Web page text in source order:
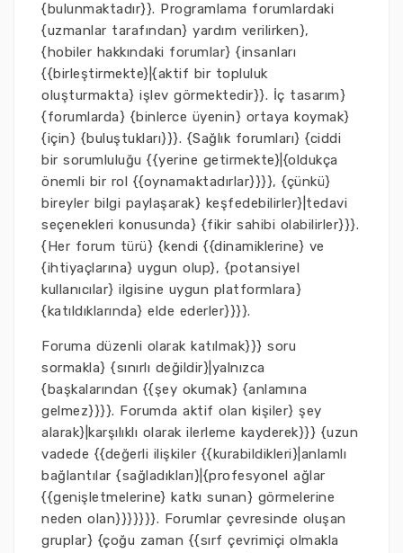
{bulunmaktadır}}. Programlama forumlardaki
{uzmanlar tarafından} yardım verilirken},
{hobiler hakkındaki forumlar} {insanları
{{birleştirmekte}|{aktif bir topluluk
oluşturmakta} işlev görmektedir}}. İç tasarım}
{forumlarda} {binlerce üyenin} ortaya koymak}
{için} {buluştukları}}}. {Sağlık forumları} {ciddi
bir sorumluluğu {{yerine getirmekte}|{oldukça
önemli bir rol {{oynamaktadırlar}}}}, {çünkü}
bireyler bilgi paylaşarak} keşfedebilirler}|tedavi
seçenekleri konusunda} {fikir sahibi olabilirler}}}.
{Her forum türü} {kendi {{dinamiklerine} ve
{ihtiyaçlarına} uygun olup}, {potansiyel
kullanıcılar} ilgisine uygun platformlara}
{katıldıklarında} elde ederler}}}}.
Foruma düzenli olarak katılmak}}} soru
sormakla} {sınırlı değildir}|yalnızca
{başkalarından {{şey okumak} {anlamına
gelmez}}}}. Forumda aktif olan kişiler} şey
alarak}|karşılıklı olarak ilerleme kayderek}}} {uzun
vadede {{değerli ilişkiler {{kurabildikleri}|anlamlı
bağlantılar {sağladıkları}|{profesyonel ağlar
{{genişletmelerine} katkı sunan} görmelerine
neden olan}}}}}}}. Forumlar çevresinde oluşan
gruplar} {çoğu zaman {{sırf çevrimiçi olmakla